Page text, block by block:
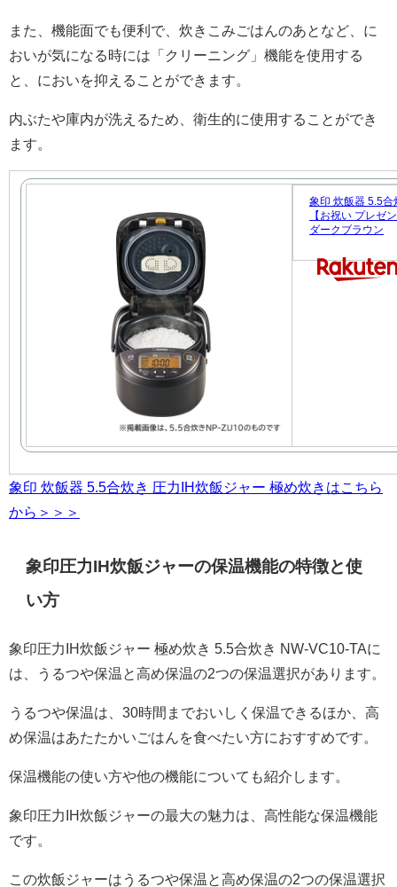
また、機能面でも便利で、炊きこみごはんのあとなど、に
おいが気になる時には「クリーニング」機能を使用する
と、においを抑えることができます。
内ぶたや庫内が洗えるため、衛生的に使用することができ
ます。
象印 炊飯器 5.5合
【お祝い プレゼ
ダークブラウン
象印 炊飯器 5.5合炊き 圧力IH炊飯ジャー 極め炊きはこちら
から＞＞＞
象印圧力IH炊飯ジャーの保温機能の特徴と使
い方
象印圧力IH炊飯ジャー 極め炊き 5.5合炊き NW-VC10-TAに
は、うるつや保温と高め保温の2つの保温選択があります。
うるつや保温は、30時間までおいしく保温できるほか、高
め保温はあたたかいごはんを食べたい方におすすめです。
保温機能の使い方や他の機能についても紹介します。
象印圧力IH炊飯ジャーの最大の魅力は、高性能な保温機能
です。
この炊飯ジャーはうるつや保温と高め保温の2つの保温選択